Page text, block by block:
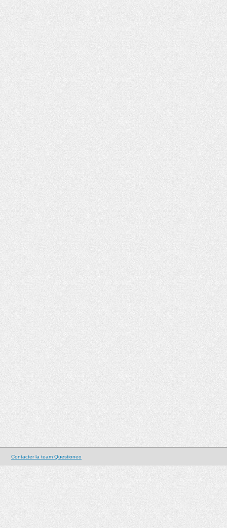
Contacter la team Questioneo